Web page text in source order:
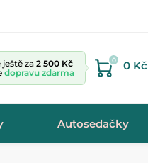
za 2 500 Kč
dopravu zdarma
0 0 Kč
Autosedačky